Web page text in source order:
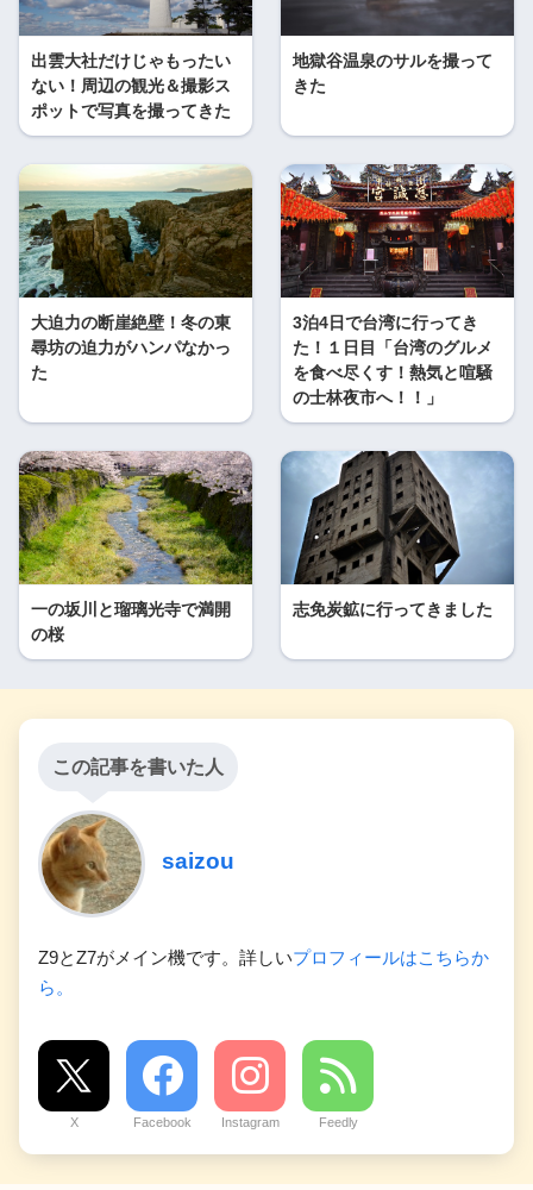
出雲大社だけじゃもったい
ない！周辺の観光＆撮影ス
ポットで写真を撮ってきた
地獄谷温泉のサルを撮って
きた
大迫力の断崖絶壁！冬の東
尋坊の迫力がハンパなかっ
た
3泊4日で台湾に行ってき
た！１日目「台湾のグルメ
を食べ尽くす！熱気と喧騒
の士林夜市へ！！」
一の坂川と瑠璃光寺で満開
の桜
志免炭鉱に行ってきました
この記事を書いた人
saizou
Z9とZ7がメイン機です。詳しいプロフィールはこちらか
ら。
X Facebook Instagram Feedly